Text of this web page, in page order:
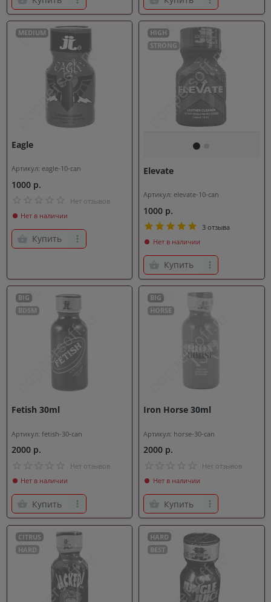
MEDIUM
Eagle
Артикул: eagle-10-can
1000 р.
Нет отзывов
Нет в наличии
Купить
HIGH
STRONG
Elevate
Артикул: elevate-10-can
1000 р.
3 отзыва
Нет в наличии
Купить
BIG
BDSM
Fetish 30ml
Артикул: fetish-30-can
2000 р.
Нет отзывов
Нет в наличии
Купить
BIG
HORSE
Iron Horse 30ml
Артикул: horse-30-can
2000 р.
Нет отзывов
Нет в наличии
Купить
CITRUS
HARD
HARD
BEST